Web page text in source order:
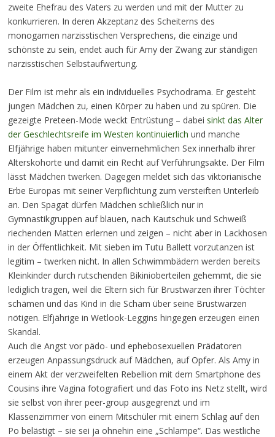
zweite Ehefrau des Vaters zu werden und mit der Mutter zu
konkurrieren. In deren Akzeptanz des Scheiterns des
monogamen narzisstischen Versprechens, die einzige und
schönste zu sein, endet auch für Amy der Zwang zur ständigen
narzisstischen Selbstaufwertung.
Der Film ist mehr als ein individuelles Psychodrama. Er gesteht
jungen Mädchen zu, einen Körper zu haben und zu spüren. Die
gezeigte Preteen-Mode weckt Entrüstung – dabei sinkt das Alter
der Geschlechtsreife im Westen kontinuierlich und manche
Elfjährige haben mitunter einvernehmlichen Sex innerhalb ihrer
Alterskohorte und damit ein Recht auf Verführungsakte. Der Film
lässt Mädchen twerken. Dagegen meldet sich das viktorianische
Erbe Europas mit seiner Verpflichtung zum versteiften Unterleib
an. Den Spagat dürfen Mädchen schließlich nur in
Gymnastikgruppen auf blauen, nach Kautschuk und Schweiß
riechenden Matten erlernen und zeigen – nicht aber in Lackhosen
in der Öffentlichkeit. Mit sieben im Tutu Ballett vorzutanzen ist
legitim – twerken nicht. In allen Schwimmbädern werden bereits
Kleinkinder durch rutschenden Bikinioberteilen gehemmt, die sie
lediglich tragen, weil die Eltern sich für Brustwarzen ihrer Töchter
schämen und das Kind in die Scham über seine Brustwarzen
nötigen. Elfjährige in Wetlook-Leggins hingegen erzeugen einen
Skandal.
Auch die Angst vor pädo- und ephebosexuellen Prädatoren
erzeugen Anpassungsdruck auf Mädchen, auf Opfer. Als Amy in
einem Akt der verzweifelten Rebellion mit dem Smartphone des
Cousins ihre Vagina fotografiert und das Foto ins Netz stellt, wird
sie selbst von ihrer peer-group ausgegrenzt und im
Klassenzimmer von einem Mitschüler mit einem Schlag auf den
Po belästigt – sie sei ja ohnehin eine „Schlampe“. Das westliche